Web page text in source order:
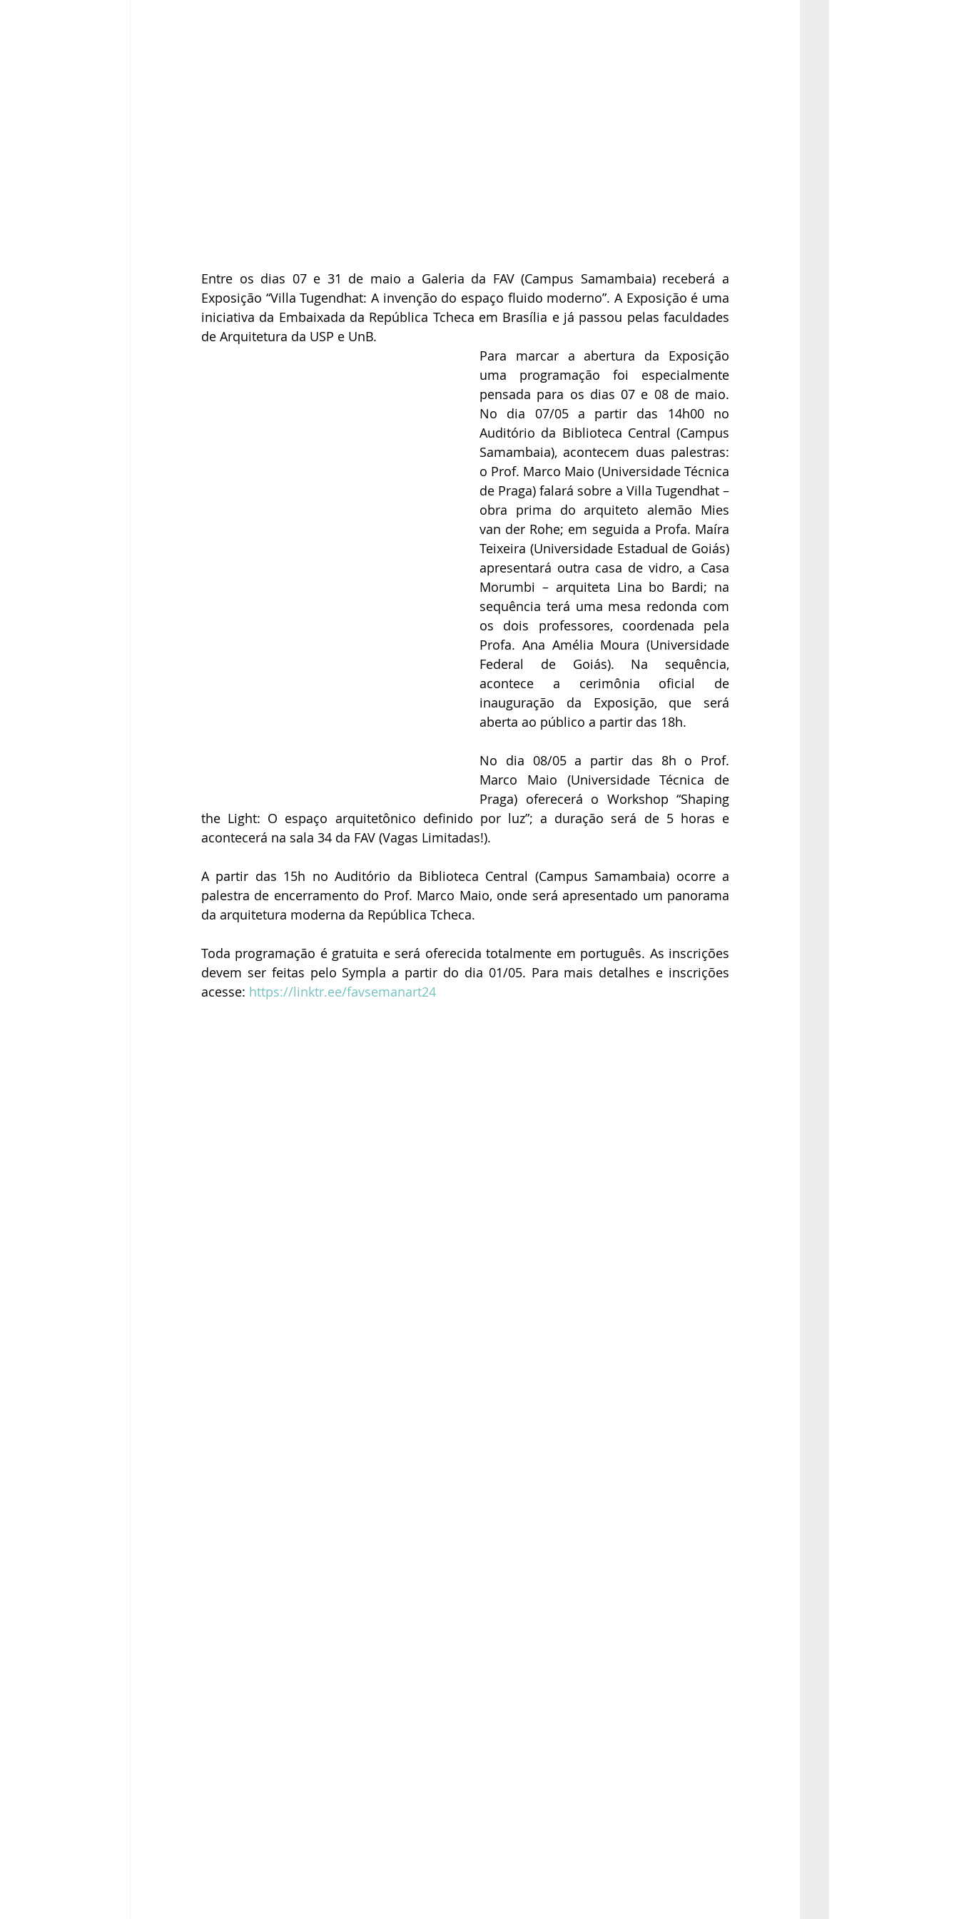
Entre os dias 07 e 31 de maio a Galeria da FAV (Campus Samambaia) receberá a
Exposição “Villa Tugendhat: A invenção do espaço fluido moderno”. A Exposição é uma
iniciativa da Embaixada da República Tcheca em Brasília e já passou pelas faculdades
de Arquitetura da USP e UnB.
Para marcar a abertura da Exposição
uma programação foi especialmente
pensada para os dias 07 e 08 de maio.
No dia 07/05 a partir das 14h00 no
Auditório da Biblioteca Central (Campus
Samambaia), acontecem duas palestras:
o Prof. Marco Maio (Universidade Técnica
de Praga) falará sobre a Villa Tugendhat –
obra prima do arquiteto alemão Mies
van der Rohe; em seguida a Profa. Maíra
Teixeira (Universidade Estadual de Goiás)
apresentará outra casa de vidro, a Casa
Morumbi – arquiteta Lina bo Bardi; na
sequência terá uma mesa redonda com
os dois professores, coordenada pela
Profa. Ana Amélia Moura (Universidade
Federal de Goiás). Na sequência,
acontece a cerimônia oficial de
inauguração da Exposição, que será
aberta ao público a partir das 18h.
No dia 08/05 a partir das 8h o Prof.
Marco Maio (Universidade Técnica de
Praga) oferecerá o Workshop “Shaping
the Light: O espaço arquitetônico definido por luz”; a duração será de 5 horas e
acontecerá na sala 34 da FAV (Vagas Limitadas!).
A partir das 15h no Auditório da Biblioteca Central (Campus Samambaia) ocorre a
palestra de encerramento do Prof. Marco Maio, onde será apresentado um panorama
da arquitetura moderna da República Tcheca.
Toda programação é gratuita e será oferecida totalmente em português. As inscrições
devem ser feitas pelo Sympla a partir do dia 01/05. Para mais detalhes e inscrições
acesse: https://linktr.ee/favsemanart24